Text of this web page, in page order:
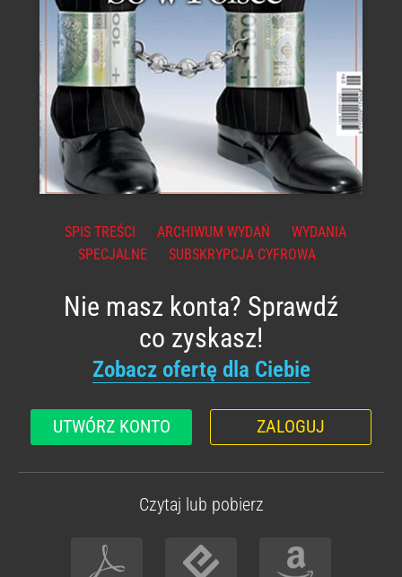
SPIS TREŚCI ARCHIWUM WYDAŃ
WYDANIA
SPECJALNE
SUBSKRYPCJA CYFROWA
Nie masz konta? Sprawdź
co zyskasz!
Zobacz ofertę dla Ciebie
UTWÓRZ KONTO ZALOGUJ
Czytaj lub pobierz